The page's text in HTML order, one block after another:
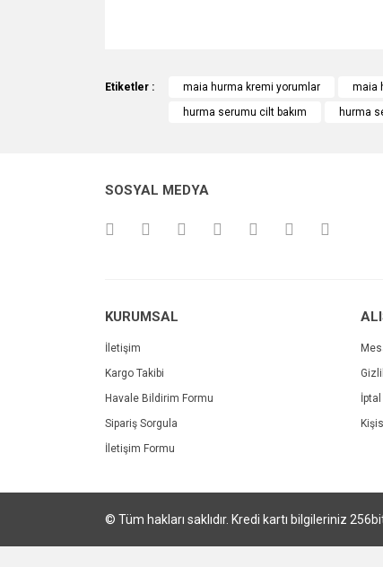
Ürün resmi kalitesiz, bozuk veya
Ürün fiyatı diğer sitelerden daha pahalı.
Etiketler : maia hurma kremi yorumlar maia
hurma serumu cilt bakım
hurma
SOSYAL MEDYA
KURUMSAL
İletişim
Kargo Takibi
Havale Bildirim Formu
Sipariş Sorgula
İletişim Formu
© Tüm hakları saklıdır. Kredi kartı bilgileriniz